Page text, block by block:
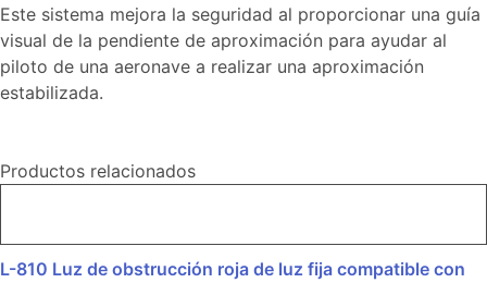
Este sistema mejora la seguridad al proporcionar una guía
visual de la pendiente de aproximación para ayudar al
piloto de una aeronave a realizar una aproximación
estabilizada.
Productos relacionados
L-810 Luz de obstrucción roja de luz fija compatible con